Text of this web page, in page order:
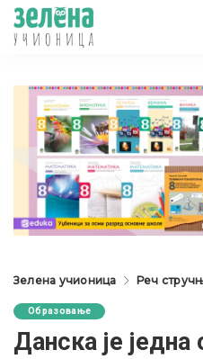
Зелена учионица Реч
Образовање
Данска је једна